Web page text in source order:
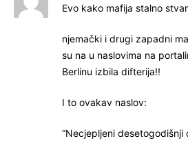
Evo kako mafija stalno
njemački i drugi zapadni
su na u naslovima na
Berlinu izbila difterija!!
I to ovakav naslov:
“Necjepljeni